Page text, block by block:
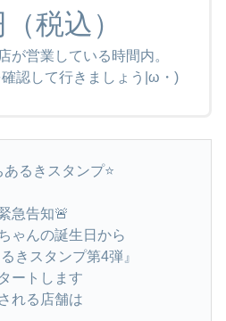
税込）
が営業している時間内。
認して行きましょう|ω・)
あるきスタンプ⭐️
急告知🚨
ゃんの誕生日から
きスタンプ第4弾』
ートします
れる店舗は